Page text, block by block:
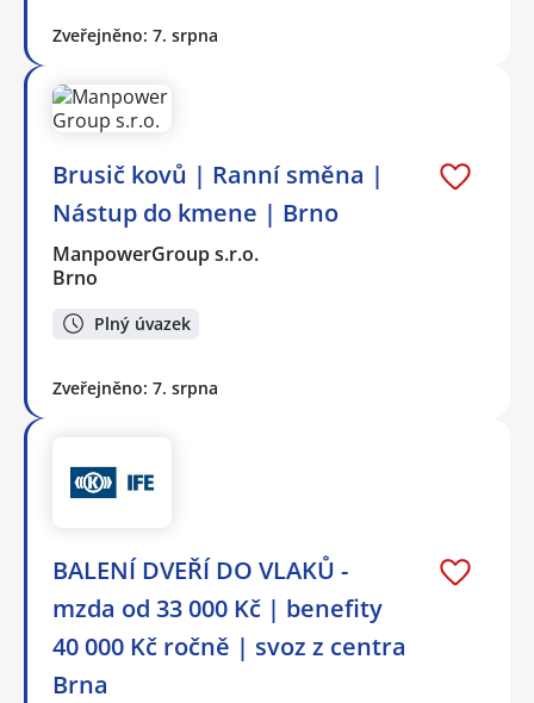
Zveřejněno: 7. srpna
Brusič kovů | Ranní směna |
Nástup do kmene | Brno
ManpowerGroup s.r.o.
Brno
Plný úvazek
Zveřejněno: 7. srpna
BALENÍ DVEŘÍ DO VLAKŮ -
mzda od 33 000 Kč | benefity
40 000 Kč ročně | svoz z centra
Brna